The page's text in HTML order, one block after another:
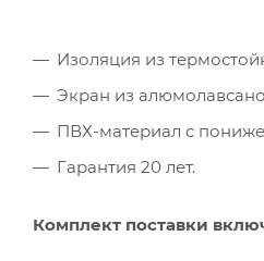
Изоляция из
Экран из
ПВХ-материал с
Гарантия 20 лет.
Комплект поставки